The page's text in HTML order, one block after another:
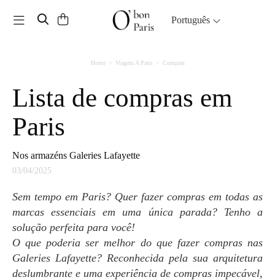
Toggle navigation Português
Home Viagem A Paris Compras
Lista de compras em
Paris
Nos armazéns Galeries Lafayette
03/04/2025
Sem tempo em Paris? Quer fazer compras em todas as
marcas essenciais em uma única parada? Tenho a
solução perfeita para você!
O que poderia ser melhor do que fazer compras nas
Galeries Lafayette? Reconhecida pela sua arquitetura
deslumbrante e uma experiência de compras impecável,